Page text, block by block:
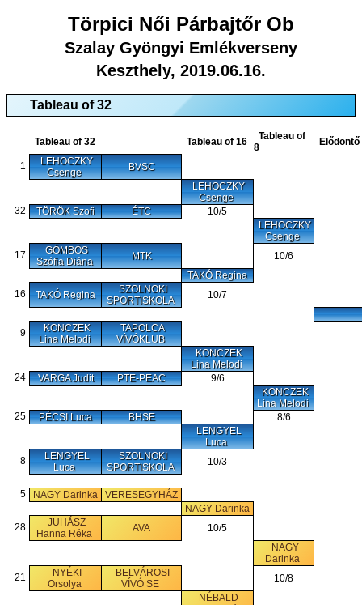
Törpici Női Párbajtőr Ob
Szalay Gyöngyi Emlékverseny
Keszthely, 2019.06.16.
Tableau of 32
Tableau of 32 Tableau of 16
Tableau of
8
Elődöntő
1
LEHOCZKY
Csenge
BVSC
LEHOCZKY
Csenge
32
TÖRÖK Szofi ÉTC
10/5
LEHOCZKY
Csenge
17
GÖMBÖS
Szófia Diána
MTK
10/6
TAKÓ Regina
16
TAKÓ Regina
SZOLNOKI
SPORTISKOLA
10/7
9
KONCZEK
Lina Melodi
TAPOLCA
VÍVÓKLUB
KONCZEK
Lina Melodi
24
VARGA Judit PTE-PEAC
9/6
KONCZEK
Lina Melodi
25
PÉCSI Luca BHSE
8/6
LENGYEL
Luca
8
LENGYEL
Luca
SZOLNOKI
SPORTISKOLA
10/3
5 NAGY Darinka
VERESEGYHÁZ
NAGY Darinka
28
JUHÁSZ
Hanna Réka
AVA
10/5
NAGY
Darinka
21
NYÉKI
Orsolya
BELVÁROSI
VÍVÓ SE
10/8
NÉBALD